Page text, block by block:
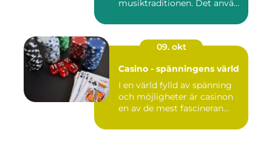
musiktraditionen. Det anvä...
09. okt
Casino - spänningens värld
I en värld fylld av spänning
och möjligheter är casinon
en av de mest fascineran...